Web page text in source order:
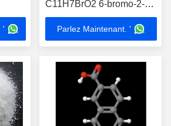
'
C11H7BrO2 6-bromo-2-
naphtoïque
Parlez Maintenant. '